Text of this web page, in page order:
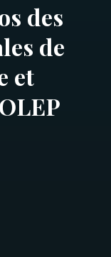
des
de
et